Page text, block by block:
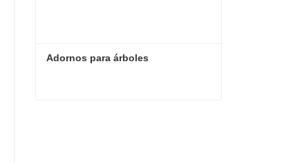
Adornos para árboles